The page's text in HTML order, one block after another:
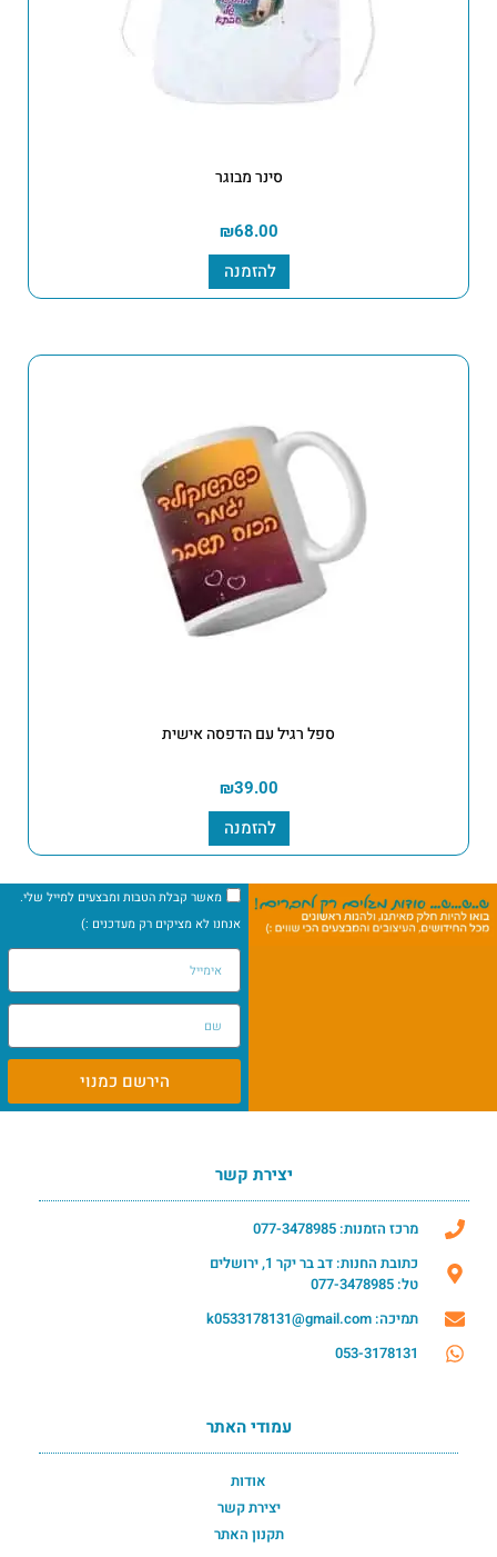
סינר מבוגר
₪68.00
להזמנה
ספל רגיל עם הדפסה אישית
₪39.00
להזמנה
מאשר קבלת הטבות ומבצעים למייל שלי.
אנחנו לא מציקים רק מעדכנים :)
הירשם כמנוי
יצירת קשר
מרכז הזמנות: 077-3478985
כתובת החנות: דב בר יקר 1, ירושלים
טל: 077-3478985
תמיכה: k0533178131@gmail.com
053-3178131
עמודי האתר
אודות
יצירת קשר
תקנון האתר